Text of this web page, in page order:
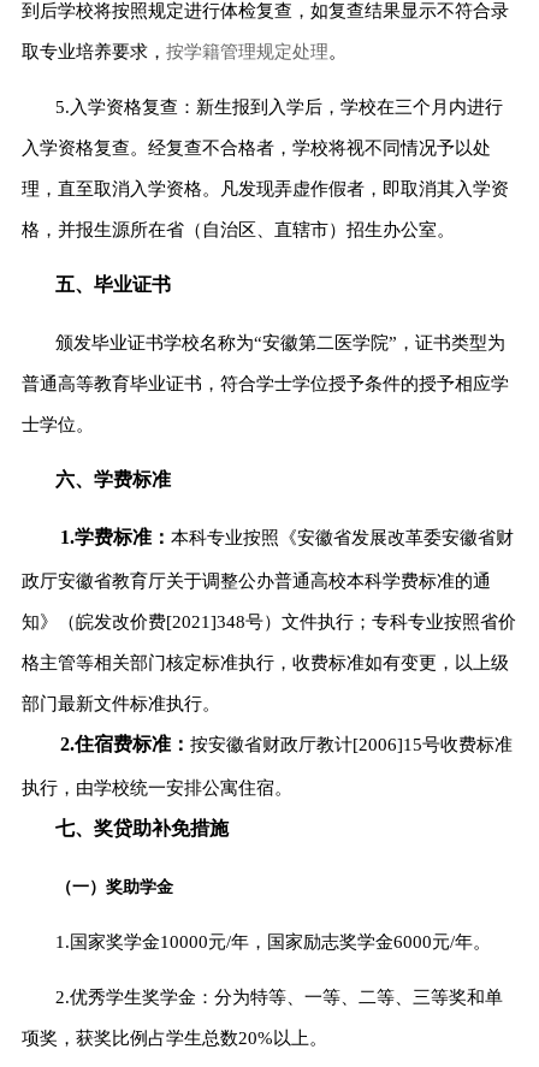
到后学校将按照规定进行体检复查，如复查结果显示不符合录
取专业培养要求， 按学籍管理规定处理。
5. 入学资格复查：新生报到入学后，学校在三个月内进行
入学资格复查。经复查不合格者，学校将视不同情况予以处
理，直至取消入学资格。凡发现弄虚作假者，即取消其入学资
格，并报生源所在省（ 自治区、直辖市） 招生办公室。
五、毕业证书
颁发毕业证书学校名称为“安徽第二医学院”，证书类型为
普通高等教育毕业证书 ， 符合学士学位授予条件的授予相应学
士学位。
六、学费标准
1.学费标准： 本科专业按照《安徽省发展改革委安徽省财
政厅安徽省教育厅关于调整公办普通高校本科学费标准的通
知》（皖发改价费[2021]348号）文件执行；专科专业按照省价
格主管等相关部门核定标准执行，收费标准如有变更，以上级
部门最新文件标准执行。
2.住宿费标准： 按安徽省财政厅教计[2006]15号收费标准
执行，由学校统一安排公寓住宿。
七、奖贷助补免措施
（一）奖助学金
1. 国家奖学金10000元/年，国家励志奖学金6000元/年。
2.优秀学生奖学金：分为特等、一等、二等、三等奖和单
项奖，获奖比例占学生总数20%以上。